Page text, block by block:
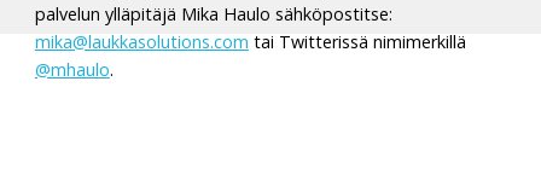
palvelun ylläpitäjä Mika Haulo sähköpostitse:
mika@laukkasolutions.com tai Twitterissä nimimerkillä
@mhaulo.